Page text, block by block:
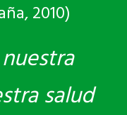
2010)
salud